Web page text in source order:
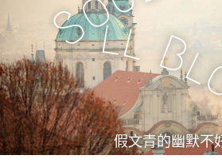
e
n
u
c
n
t
e
n
t
Sll Bl
假文青的幽默不